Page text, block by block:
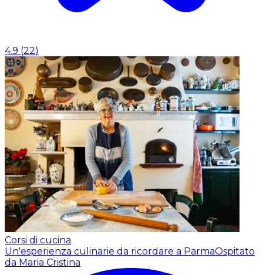
4.9 (22)
Corsi di cucina
Un'esperienza culinarie da ricordare a ParmaOspitato
da Maria Cristina